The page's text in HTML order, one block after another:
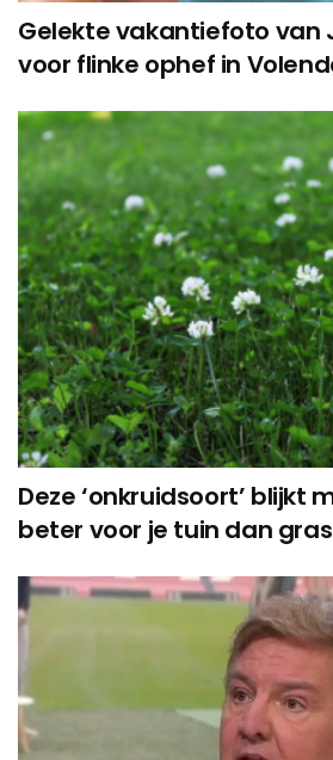
Gelekte vakantiefoto van
voor flinke ophef in
Deze ‘onkruidsoort’ blijkt
beter voor je tuin dan gras